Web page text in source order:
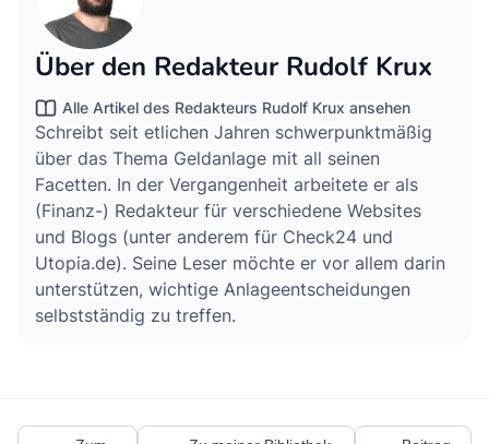
Über den Redakteur Rudolf Krux
Alle Artikel des Redakteurs Rudolf Krux ansehen
Schreibt seit etlichen Jahren schwerpunktmäßig
über das Thema Geldanlage mit all seinen
Facetten. In der Vergangenheit arbeitete er als
(Finanz-) Redakteur für verschiedene Websites
und Blogs (unter anderem für Check24 und
Utopia.de). Seine Leser möchte er vor allem darin
unterstützen, wichtige Anlageentscheidungen
selbstständig zu treffen.